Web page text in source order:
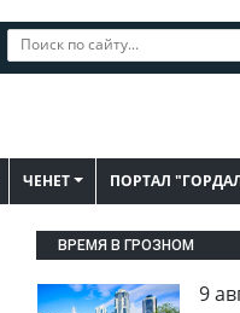
ЧЕНЕТ ПОРТАЛ
ВРЕМЯ В ГРОЗНОМ
9